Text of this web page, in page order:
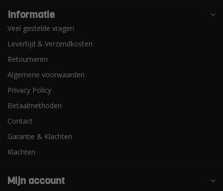
Informatie
Veel gestelde vragen
Levertijd & Verzendkosten
Retourneren
Algemene voorwaarden
Privacy Policy
Betaalmethoden
Contact
Garantie & Klachten
Klachten
Mijn account